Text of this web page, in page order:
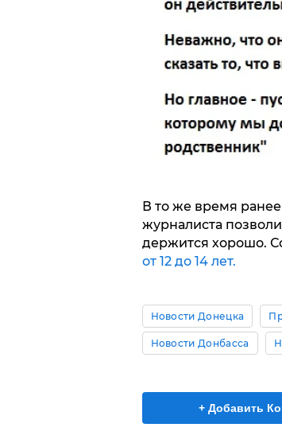
В то же время
журналиста
держится хорошо.
от 12 до 14 лет.
Новости Донецка
Новости Донбасса
+ Добавить